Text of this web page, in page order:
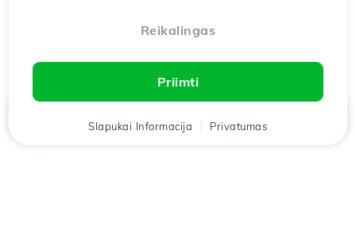
Reikalingas
Priimti
Slapukai Informacija Privatumas
Klientas Krepšelis Pokalbis